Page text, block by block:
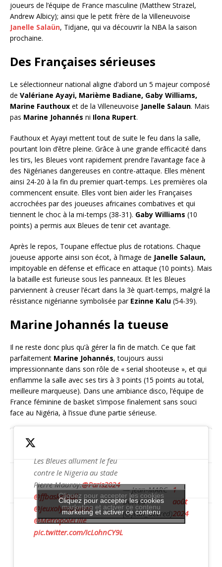
joueurs de l’équipe de France masculine (Matthew Strazel,
Andrew Albicy); ainsi que le petit frère de la Villeneuvoise
Janelle Salaün, Tidjane, qui va découvrir la NBA la saison
prochaine.
Des Françaises sérieuses
Le sélectionneur national aligne d’abord un 5 majeur composé
de Valériane Ayayi, Marième Badiane, Gaby Williams,
Marine Fauthoux et de la Villeneuvoise Janelle Salaun. Mais
pas Marine Johannés ni Ilona Rupert.
Fauthoux et Ayayi mettent tout de suite le feu dans la salle,
pourtant loin d’être pleine. Grâce à une grande efficacité dans
les tirs, les Bleues vont rapidement prendre l’avantage face à
des Nigérianes dangereuses en contre-attaque. Elles mènent
ainsi 24-20 à la fin du premier quart-temps. Les premières ola
commencent ensuite. Elles vont bien aider les Françaises
accrochées par des joueuses africaines combatives et qui
tiennent le choc à la mi-temps (38-31). Gaby Williams (10
points) a permis aux Bleues de tenir cet avantage.
Après le repos, Toupane effectue plus de rotations. Chaque
joueuse apporte ainsi son écot, à l’image de Janelle Salaun,
impitoyable en défense et efficace en attaque (10 points). Mais
la bataille est furieuse sous les panneaux. Et les Bleues
parviennent à creuser l’écart dans la 3è quart-temps, malgré la
résistance nigérianne symbolisée par Ezinne Kalu (54-39).
Marine Johannés la tueuse
Il ne reste donc plus qu’à gérer la fin de match. Ce que fait
parfaitement Marine Johannés, toujours aussi
impressionnante dans son rôle de « serial shooteuse », et qui
enflamme la salle avec ses tirs à 3 points (15 points au total,
meilleure marqueuse). Dans une ambiance disco, l’équipe de
France féminine de basket s’impose finalement sans souci
face au Nigéria, à l’issue d’une partie sérieuse.
Les Bleues allument le feu
contre le Nigeria au stade
Pierre Mauroy.@Paris2024
@ffbasketball
@jeuxolympiques
@MetropoleLille
pic.twitter.com/IcLohnCY9L
— Jean-MARC
Devred
(@jean_devred)
1
août
2024
Cliquez pour accepter les cookies
marketing et activer ce contenu
Cliquez pour accepter les cookies
marketing et activer ce contenu